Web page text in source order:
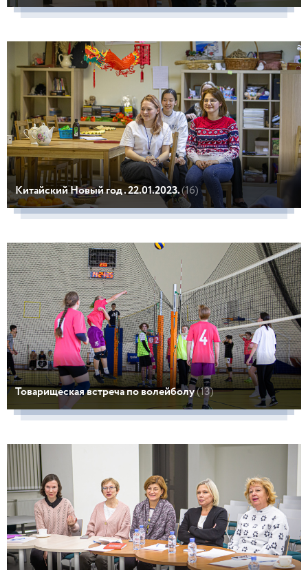
Китайский Новый год . 22.01.2023.(16)
Товарищеская встреча по волейболу(13)